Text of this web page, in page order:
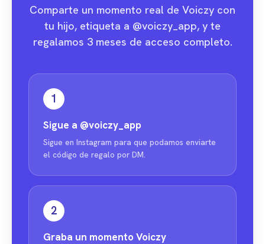
Comparte un momento real de Voiczy con
tu hijo, etiqueta a @voiczy_app, y te
regalamos 3 meses de acceso completo.
1
Sigue a @voiczy_app
Sigue en Instagram para que podamos enviarte
el código de regalo por DM.
2
Graba un momento Voiczy